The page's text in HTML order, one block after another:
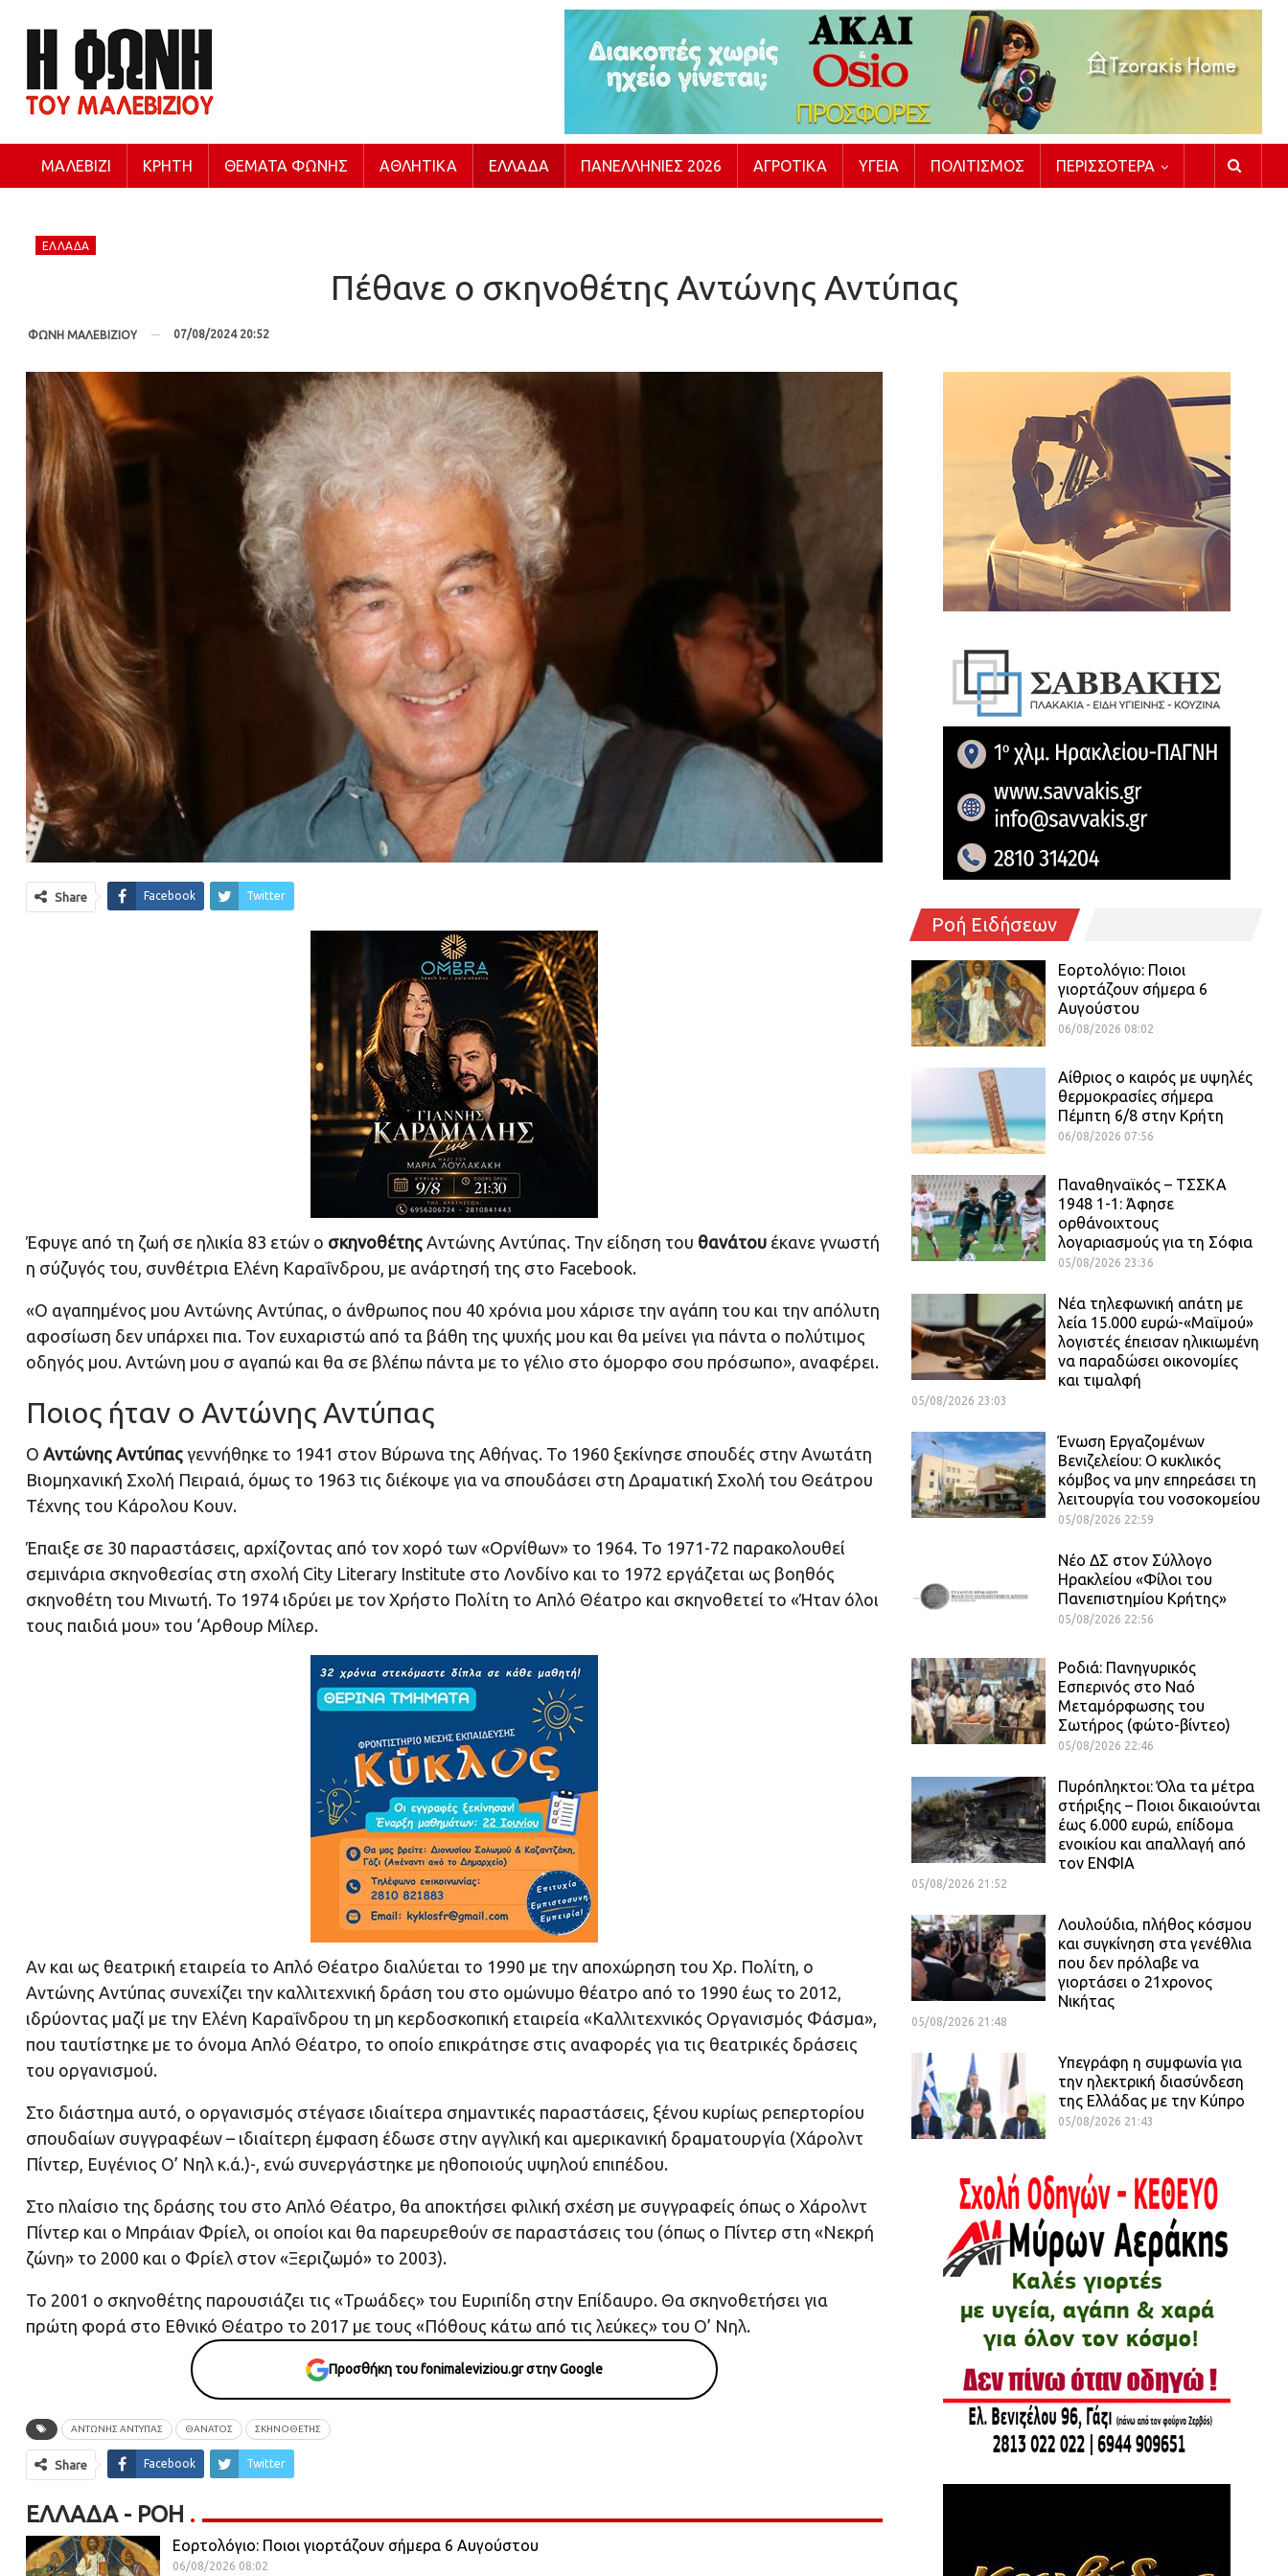
ΜΑΛΕΒΊΖΙ ΚΡΉΤΗ ΘΈΜΑΤΑ ΦΩΝΉΣ ΑΘΛΗΤΙΚΆ ΕΛΛΆΔΑ ΠΑΝΕΛΛΉΝΙΕΣ 2026 ΑΓΡΟΤΙΚΆ ΥΓΕΊΑ ΠΟΛΙΤΙΣΜΌΣ ΠΕΡΙΣΣΌΤΕΡΑ
ΕΛΛΆΔΑ
Πέθανε ο σκηνοθέτης Αντώνης Αντύπας
ΦΩΝΗ ΜΑΛΕΒΙΖΙΟΥ 07/08/2024 20:52
Share Facebook Twitter
Έφυγε από τη ζωή σε ηλικία 83 ετών ο σκηνοθέτης Αντώνης Αντύπας. Την είδηση του θανάτου έκανε γνωστή
η σύζυγός του, συνθέτρια Ελένη Καραΐνδρου, με ανάρτησή της στο Facebook.
«Ο αγαπημένος μου Αντώνης Αντύπας, ο άνθρωπος που 40 χρόνια μου χάρισε την αγάπη του και την απόλυτη
αφοσίωση δεν υπάρχει πια. Τον ευχαριστώ από τα βάθη της ψυχής μου και θα μείνει για πάντα ο πολύτιμος
οδηγός μου. Αντώνη μου σ αγαπώ και θα σε βλέπω πάντα με το γέλιο στο όμορφο σου πρόσωπο», αναφέρει.
Ποιος ήταν ο Αντώνης Αντύπας
Ο Αντώνης Αντύπας γεννήθηκε το 1941 στον Βύρωνα της Αθήνας. Το 1960 ξεκίνησε σπουδές στην Ανωτάτη
Βιομηχανική Σχολή Πειραιά, όμως το 1963 τις διέκοψε για να σπουδάσει στη Δραματική Σχολή του Θεάτρου
Τέχνης του Κάρολου Κουν.
Έπαιξε σε 30 παραστάσεις, αρχίζοντας από τον χορό των «Ορνίθων» το 1964. Το 1971-72 παρακολουθεί
σεμινάρια σκηνοθεσίας στη σχολή City Literary Institute στο Λονδίνο και το 1972 εργάζεται ως βοηθός
σκηνοθέτη του Μινωτή. Το 1974 ιδρύει με τον Χρήστο Πολίτη το Απλό Θέατρο και σκηνοθετεί το «Ήταν όλοι
τους παιδιά μου» του ‘Αρθουρ Μίλερ.
Αν και ως θεατρική εταιρεία το Απλό Θέατρο διαλύεται το 1990 με την αποχώρηση του Χρ. Πολίτη, ο
Αντώνης Αντύπας συνεχίζει την καλλιτεχνική δράση του στο ομώνυμο θέατρο από το 1990 έως το 2012,
ιδρύοντας μαζί με την Ελένη Καραΐνδρου τη μη κερδοσκοπική εταιρεία «Καλλιτεχνικός Οργανισμός Φάσμα»,
που ταυτίστηκε με το όνομα Απλό Θέατρο, το οποίο επικράτησε στις αναφορές για τις θεατρικές δράσεις
του οργανισμού.
Στο διάστημα αυτό, ο οργανισμός στέγασε ιδιαίτερα σημαντικές παραστάσεις, ξένου κυρίως ρεπερτορίου
σπουδαίων συγγραφέων – ιδιαίτερη έμφαση έδωσε στην αγγλική και αμερικανική δραματουργία (Χάρολντ
Πίντερ, Ευγένιος Ο’ Νηλ κ.ά.)-, ενώ συνεργάστηκε με ηθοποιούς υψηλού επιπέδου.
Στο πλαίσιο της δράσης του στο Απλό Θέατρο, θα αποκτήσει φιλική σχέση με συγγραφείς όπως ο Χάρολντ
Πίντερ και ο Μπράιαν Φρίελ, οι οποίοι και θα παρευρεθούν σε παραστάσεις του (όπως ο Πίντερ στη «Νεκρή
ζώνη» το 2000 και ο Φρίελ στον «Ξεριζωμό» το 2003).
Το 2001 ο σκηνοθέτης παρουσιάζει τις «Τρωάδες» του Ευριπίδη στην Επίδαυρο. Θα σκηνοθετήσει για
πρώτη φορά στο Εθνικό Θέατρο το 2017 με τους «Πόθους κάτω από τις λεύκες» του Ο’ Νηλ.
Προσθήκη του fonimaleviziou.gr στην Google
ΑΝΤΩΝΗΣ ΑΝΤΥΠΑΣ ΘΑΝΑΤΟΣ ΣΚΗΝΟΘΕΤΗΣ
Share Facebook Twitter
ΕΛΛΆΔΑ - ΡΟΗ
Εορτολόγιο: Ποιοι γιορτάζουν σήμερα 6 Αυγούστου
06/08/2026 08:02
Ροή Ειδήσεων
Εορτολόγιο: Ποιοι
γιορτάζουν σήμερα 6
Αυγούστου
06/08/2026 08:02
Αίθριος o καιρός με υψηλές
θερμοκρασίες σήμερα
Πέμπτη 6/8 στην Κρήτη
06/08/2026 07:56
Παναθηναϊκός – ΤΣΣΚΑ
1948 1-1: Άφησε
ορθάνοιχτους
λογαριασμούς για τη Σόφια
05/08/2026 23:36
Νέα τηλεφωνική απάτη με
λεία 15.000 ευρώ-«Μαϊμού»
λογιστές έπεισαν ηλικιωμένη
να παραδώσει οικονομίες
και τιμαλφή
05/08/2026 23:03
Ένωση Εργαζομένων
Βενιζελείου: Ο κυκλικός
κόμβος να μην επηρεάσει τη
λειτουργία του νοσοκομείου
05/08/2026 22:59
Νέο ΔΣ στον Σύλλογο
Ηρακλείου «Φίλοι του
Πανεπιστημίου Κρήτης»
05/08/2026 22:56
Ροδιά: Πανηγυρικός
Εσπερινός στο Ναό
Μεταμόρφωσης του
Σωτήρος (φώτο-βίντεο)
05/08/2026 22:46
Πυρόπληκτοι: Όλα τα μέτρα
στήριξης – Ποιοι δικαιούνται
έως 6.000 ευρώ, επίδομα
ενοικίου και απαλλαγή από
τον ΕΝΦΙΑ
05/08/2026 21:52
Λουλούδια, πλήθος κόσμου
και συγκίνηση στα γενέθλια
που δεν πρόλαβε να
γιορτάσει ο 21χρονος
Νικήτας
05/08/2026 21:48
Υπεγράφη η συμφωνία για
την ηλεκτρική διασύνδεση
της Ελλάδας με την Κύπρο
05/08/2026 21:43